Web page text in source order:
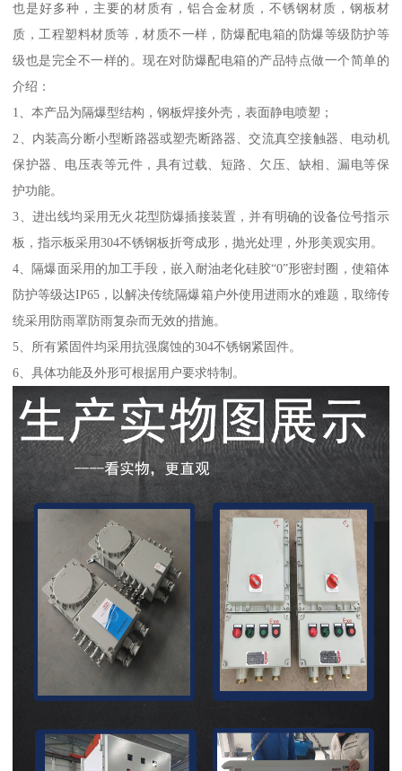
也是好多种，主要的材质有，铝合金材质，不锈钢材质，钢板材
质，工程塑料材质等，材质不一样，防爆配电箱的防爆等级防护等
级也是完全不一样的。现在对防爆配电箱的产品特点做一个简单的
介绍：
1、本产品为隔爆型结构，钢板焊接外壳，表面静电喷塑；
2、内装高分断小型断路器或塑壳断路器、交流真空接触器、电动机
保护器、电压表等元件，具有过载、短路、欠压、缺相、漏电等保
护功能。
3、进出线均采用无火花型防爆插接装置，并有明确的设备位号指示
板，指示板采用304不锈钢板折弯成形，抛光处理，外形美观实用。
4、隔爆面采用的加工手段，嵌入耐油老化硅胶“0”形密封圈，使箱体
防护等级达IP65，以解决传统隔爆箱户外使用进雨水的难题，取缔传
统采用防雨罩防雨复杂而无效的措施。
5、所有紧固件均采用抗强腐蚀的304不锈钢紧固件。
6、具体功能及外形可根据用户要求特制。